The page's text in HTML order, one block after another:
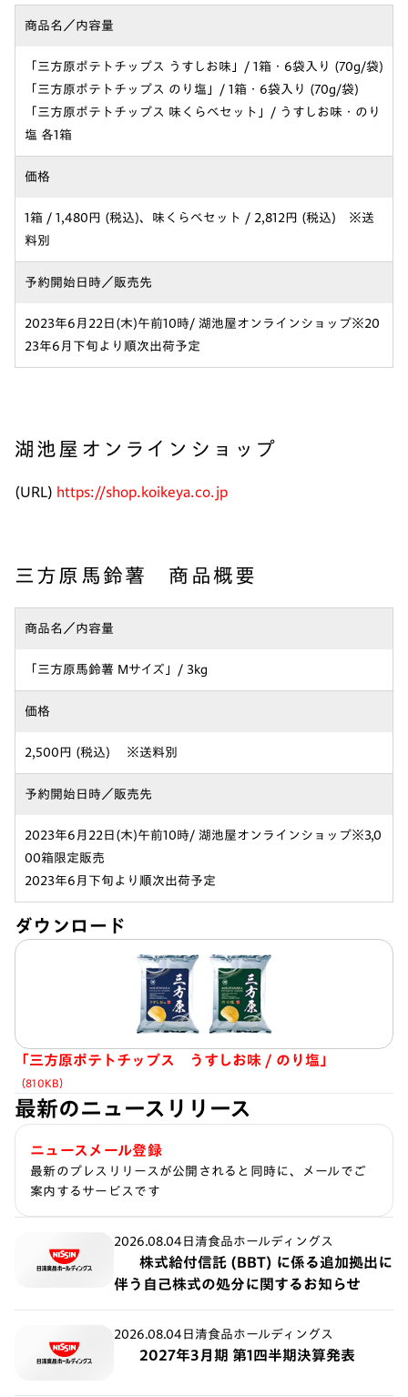
商品名／内容量
「三方原ポテトチップス うすしお味」/ 1箱・6袋入り (70g/袋)
「三方原ポテトチップス のり塩」/ 1箱・6袋入り (70g/袋)
「三方原ポテトチップス 味くらべセット」/ うすしお味・のり
塩 各1箱
価格
1箱 / 1,480円 (税込)、味くらべセット / 2,812円 (税込) ※送
料別
予約開始日時／販売先
2023年6月22日(木)午前10時/ 湖池屋オンラインショップ※20
23年6月下旬より順次出荷予定
湖池屋オンラインショップ
(URL) https://shop.koikeya.co.jp
三方原馬鈴薯 商品概要
商品名／内容量
「三方原馬鈴薯 Mサイズ」/ 3kg
価格
2,500円 (税込) ※送料別
予約開始日時／販売先
2023年6月22日(木)午前10時/ 湖池屋オンラインショップ※3,0
00箱限定販売
2023年6月下旬より順次出荷予定
ダウンロード
「三方原ポテトチップス うすしお味 / のり塩」
（810KB）
最新のニュースリリース
ニュースメール登録
最新のプレスリリースが公開されると同時に、メールでご
案内するサービスです
2026.08.04 日清食品ホールディングス
株式給付信託 (BBT) に係る追加拠出に
伴う自己株式の処分に関するお知らせ
2026.08.04 日清食品ホールディングス
2027年3月期 第1四半期決算発表